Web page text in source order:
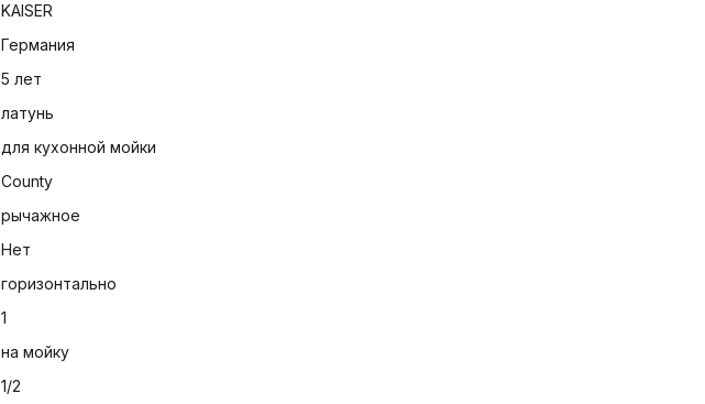
KAISER
Германия
5 лет
латунь
для кухонной мойки
County
рычажное
Нет
горизонтально
1
на мойку
1/2